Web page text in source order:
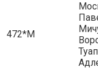
472*М